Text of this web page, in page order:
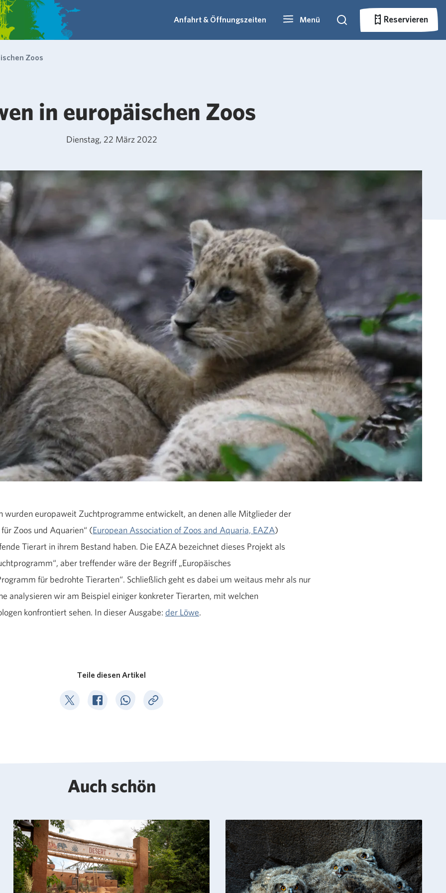
Anfahrt & Öffnungszeiten Menü Suche Reservieren
Reservieren
Zoos
in europäischen Zoos
Dienstag, 22 März 2022
wurden europaweit Zuchtprogramme entwickelt, an denen alle Mitglieder der
Zoos und Aquarien“ (European Association of Zoos and Aquaria, EAZA)
Tierart in ihrem Bestand haben. Die EAZA bezeichnet dieses Projekt als
aber treffender wäre der Begriff „Europäisches
für bedrohte Tierarten“. Schließlich geht es dabei um weitaus mehr als nur
analysieren wir am Beispiel einiger konkreter Tierarten, mit welchen
konfrontiert sehen. In dieser Ausgabe: der Löwe.
Teile diesen Artikel
Deel op TwitterDeel op Facebook
Deel op WhatsApp
Kopieer link
Auch schön